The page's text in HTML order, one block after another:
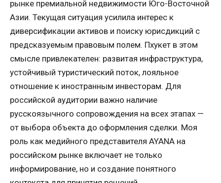
рынке премиальной недвижимости Юго-Восточной
Азии. Текущая ситуация усилила интерес к
диверсификации активов и поиску юрисдикций с
предсказуемым правовым полем. Пхукет в этом
смысле привлекателен: развитая инфраструктура,
устойчивый туристический поток, лояльное
отношение к иностранным инвесторам. Для
российской аудитории важно наличие
русскоязычного сопровождения на всех этапах —
от выбора объекта до оформления сделки. Моя
роль как медийного представителя AYANA на
российском рынке включает не только
информирование, но и создание понятного